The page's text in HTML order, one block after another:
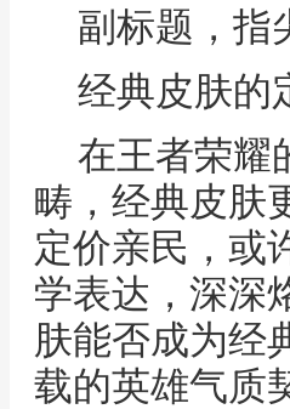
副标题，指
经典皮肤的
在王者荣耀
畴，经典皮肤
定价亲民，或
学表达，深深
肤能否成为经
载的英雄气质